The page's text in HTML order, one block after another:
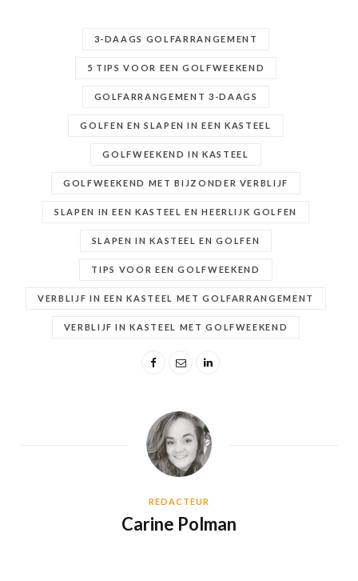
3-DAAGS GOLFARRANGEMENT
5 TIPS VOOR EEN GOLFWEEKEND
GOLFARRANGEMENT 3-DAAGS
GOLFEN EN SLAPEN IN EEN KASTEEL
GOLFWEEKEND IN KASTEEL
GOLFWEEKEND MET BIJZONDER VERBLIJF
SLAPEN IN EEN KASTEEL EN HEERLIJK GOLFEN
SLAPEN IN KASTEEL EN GOLFEN
TIPS VOOR EEN GOLFWEEKEND
VERBLIJF IN EEN KASTEEL MET GOLFARRANGEMENT
VERBLIJF IN KASTEEL MET GOLFWEEKEND
REDACTEUR
Carine Polman